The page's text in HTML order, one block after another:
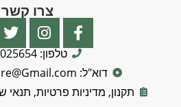
צרו קשר
טלפון: 052-8025654
דוא"ל: RHdesign.Store@Gmail.com
תקנון, מדיניות פרטיות,